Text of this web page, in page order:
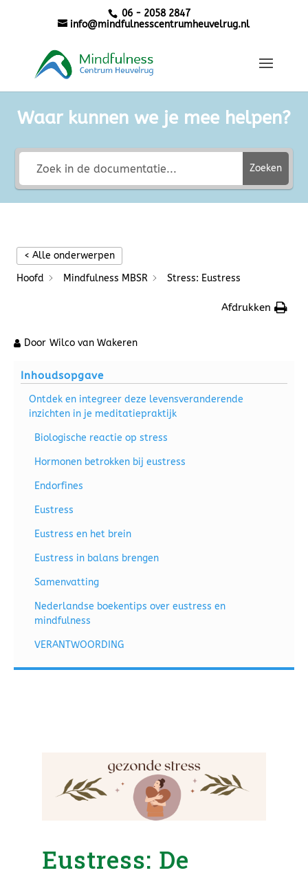
06 - 2058 2847
info@mindfulnesscentrumheuvelrug.nl
Waar kunnen we je mee helpen?
Zoeken
< Alle onderwerpen
Hoofd
Mindfulness MBSR Stress: Eustress
Afdrukken
Door Wilco van Wakeren
Inhoudsopgave
Ontdek en integreer deze levensveranderende
inzichten in je meditatiepraktijk
Biologische reactie op stress
Hormonen betrokken bij eustress
Endorfines
Eustress
Eustress en het brein
Eustress in balans brengen
Samenvatting
Nederlandse boekentips over eustress en
mindfulness
VERANTWOORDING
Eustress: De